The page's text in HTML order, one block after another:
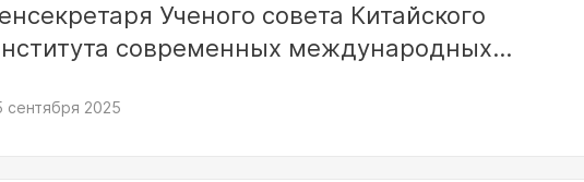
Ученого совета Китайского
современных международных
сентября 2025